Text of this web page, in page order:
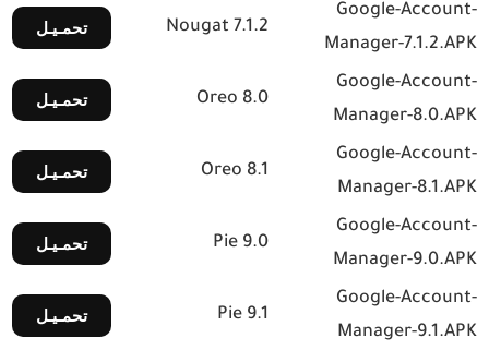
Google-Account-
Manager-7.1.2.APK
Nougat 7.1.2 تحمـيـل
Google-Account-
Manager-8.0.APK
Oreo 8.0 تحمـيـل
Google-Account-
Manager-8.1.APK
Oreo 8.1 تحمـيـل
Google-Account-
Manager-9.0.APK
Pie 9.0 تحمـيـل
Google-Account-
Manager-9.1.APK
Pie 9.1 تحمـيـل